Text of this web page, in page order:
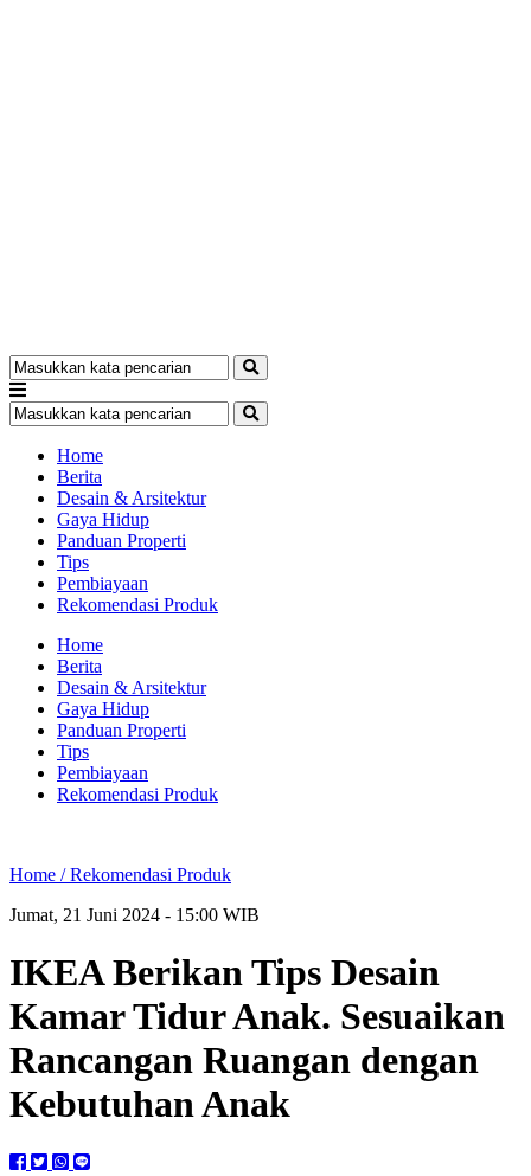
Home
Berita
Desain & Arsitektur
Gaya Hidup
Panduan Properti
Tips
Pembiayaan
Rekomendasi Produk
Home
Berita
Desain & Arsitektur
Gaya Hidup
Panduan Properti
Tips
Pembiayaan
Rekomendasi Produk
Home /Rekomendasi Produk
Jumat, 21 Juni 2024 - 15:00 WIB
IKEA Berikan Tips Desain
Kamar Tidur Anak. Sesuaikan
Rancangan Ruangan dengan
Kebutuhan Anak